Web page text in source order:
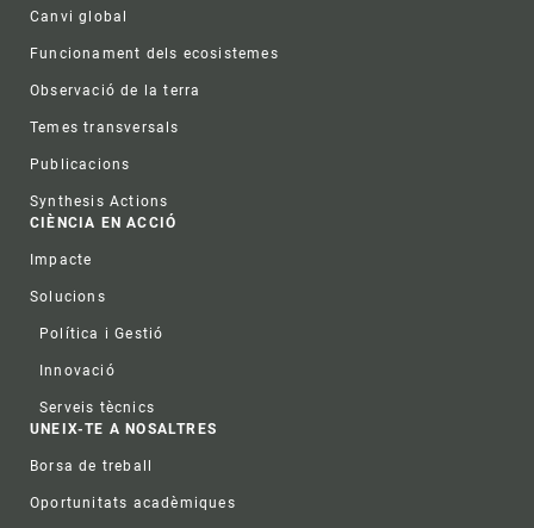
Canvi global
Funcionament dels ecosistemes
Observació de la terra
Temes transversals
Publicacions
Synthesis Actions
CIÈNCIA EN ACCIÓ
Impacte
Solucions
Política i Gestió
Innovació
Serveis tècnics
UNEIX-TE A NOSALTRES
Borsa de treball
Oportunitats acadèmiques